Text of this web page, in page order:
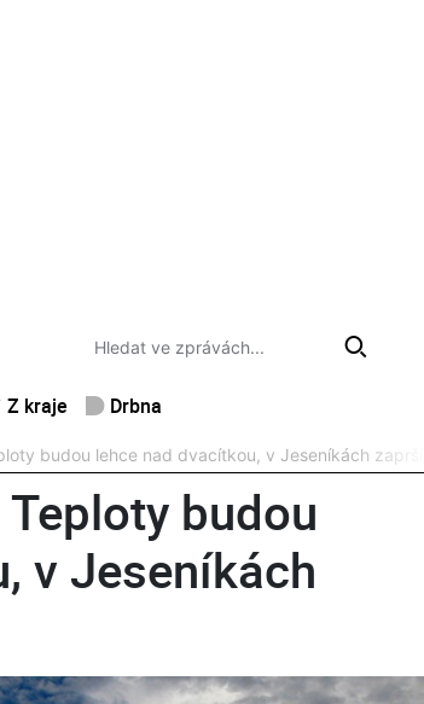
Z kraje Drbna
budou lehce nad dvacítkou, v Jeseníkách zaprší
Teploty budou
v Jeseníkách